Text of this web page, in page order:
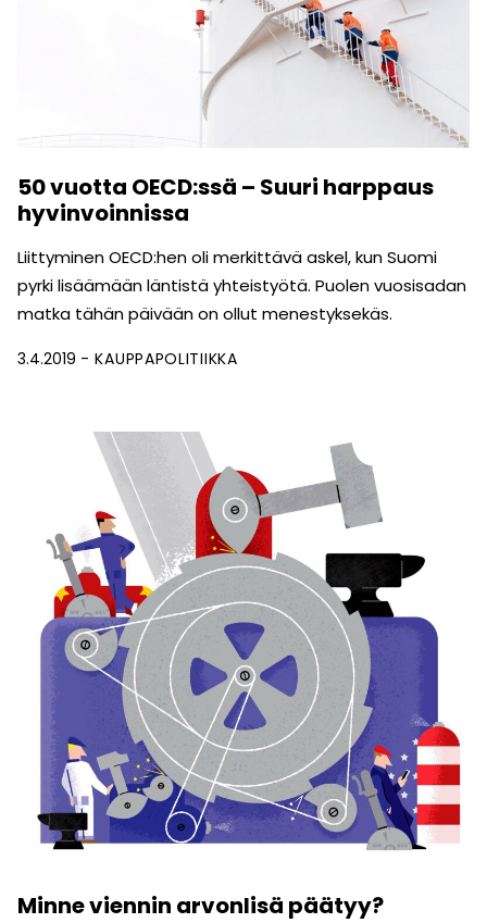
50 vuotta OECD:ssä – Suuri harppaus
hyvinvoinnissa
Liittyminen OECD:hen oli merkittävä askel, kun Suomi
pyrki lisäämään läntistä yhteistyötä. Puolen vuosisadan
matka tähän päivään on ollut menestyksekäs.
3.4.2019 KAUPPAPOLITIIKKA
Minne viennin arvonlisä päätyy?